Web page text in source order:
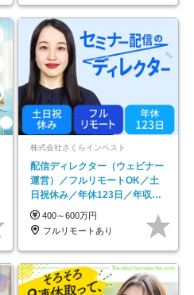
株式会社さくらインベスト
配信ディレクター（ウェビナー
運営）／フルリモートOK／土
日祝休み／年休123日／年収
600万円可
400～600万円
フルリモートあり